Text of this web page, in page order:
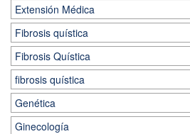
Extensión Médica
Fibrosis quística
Fibrosis Quística
fibrosis quística
Genética
Ginecología